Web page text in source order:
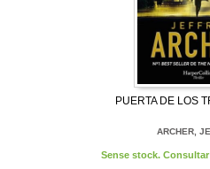
PUERTA DE LOS
ARCHER,
Sense stock.